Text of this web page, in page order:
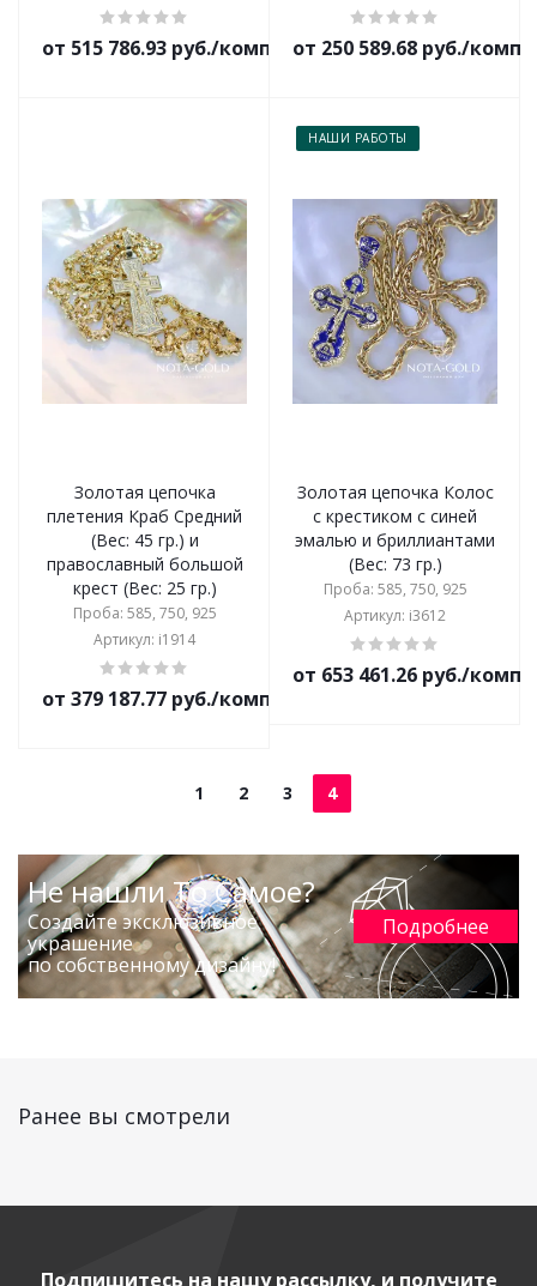
от 515 786.93 руб./комплектот 250 589.68 руб./
Золотая цепочка
плетения Краб Средний
(Вес: 45 гр.) и
православный большой
крест (Вес: 25 гр.)
Проба: 585, 750, 925
Артикул: i1914
от 379 187.77 руб./комплект
НАШИ РАБОТЫ
Золотая цепочка Колос
с крестиком с синей
эмалью и бриллиантами
(Вес: 73 гр.)
Проба: 585, 750, 925
Артикул: i3612
от 653 461.26 руб./
1 2 3 4
Не нашли То Самое?
Создайте эксклюзивное
украшение
по собственному дизайну!
Подробнее
Ранее вы смотрели
Подпишитесь на нашу рассылку, и получите